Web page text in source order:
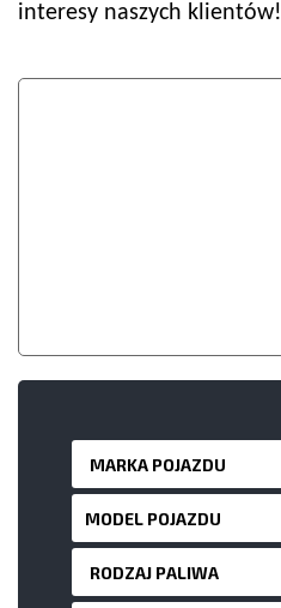
interesy naszych klientów!